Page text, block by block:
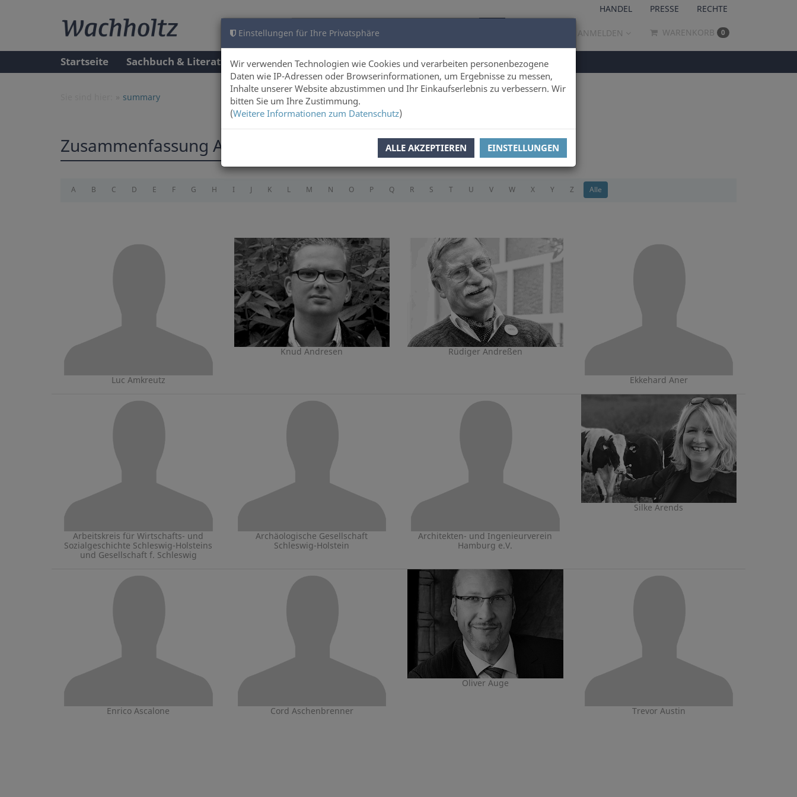
Einstellungen für Ihre Privatsphäre
Wir verwenden Technologien wie Cookies und verarbeiten personenbezogene
Daten wie IP-Adressen oder Browserinformationen, um Ergebnisse zu messen,
Inhalte unserer Website abzustimmen und Ihr Einkaufserlebnis zu verbessern. Wir
bitten Sie um Ihre Zustimmung.
(Weitere Informationen zum Datenschutz)
ALLE AKZEPTIEREN EINSTELLUNGEN
HANDEL PRESSE RECHTE
ANMELDEN WARENKORB 0
Startseite Sachbuch & Literatur Autoren Über uns
summary
Zusammenfassung Autoren
A B C D E F G H I J K L M N O P Q R S T U V W X Y Z Alle
Luc Amkreutz
Knud Andresen Rüdiger Andreßen
Ekkehard Aner
Arbeitskreis für Wirtschafts- und
Sozialgeschichte Schleswig-Holsteins
und Gesellschaft f. Schleswig
Archäologische Gesellschaft
Schleswig-Holstein
Architekten- und Ingenieurverein
Hamburg e.V.
Silke Arends
Enrico Ascalone Cord Aschenbrenner
Oliver Auge
Trevor Austin